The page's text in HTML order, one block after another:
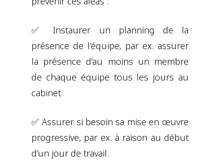
✅ Instaurer un planning de la
présence de l’équipe, par ex. assurer
la présence d’au moins un membre
de chaque équipe tous les jours au
cabinet.
✅ Assurer si besoin sa mise en œuvre
progressive, par ex. à raison au début
d’un jour de travail.